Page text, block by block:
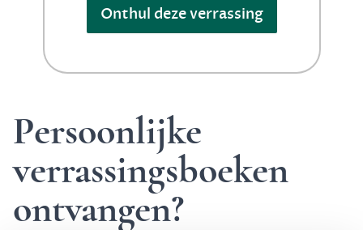
Onthul deze verrassing
Persoonlijke
verrassingsboeken
ontvangen?